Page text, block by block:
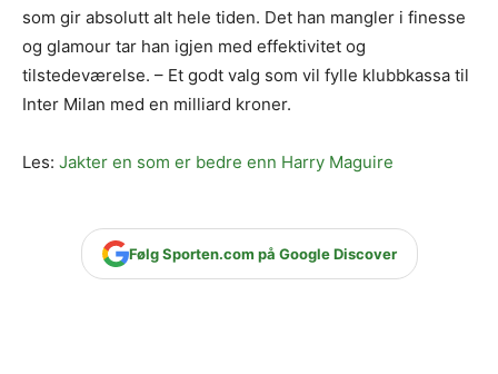
som gir absolutt alt hele tiden. Det han mangler i finesse
og glamour tar han igjen med effektivitet og
tilstedeværelse. – Et godt valg som vil fylle klubbkassa til
Inter Milan med en milliard kroner.
Les: Jakter en som er bedre enn Harry Maguire
Følg Sporten.com på Google Discover